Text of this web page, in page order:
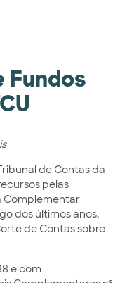
Fundos
de Contas da
pelas
Complementar
dos últimos anos,
de Contas sobre
e com